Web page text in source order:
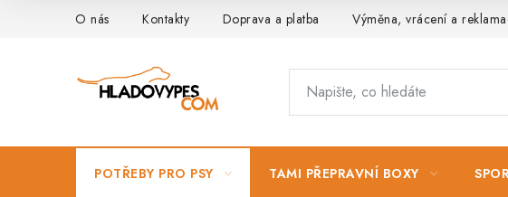
O nás Kontakty Doprava a platba Výměna, vrácení a
POTŘEBY PRO PSY TAMI PŘEPRAVNÍ BOXY